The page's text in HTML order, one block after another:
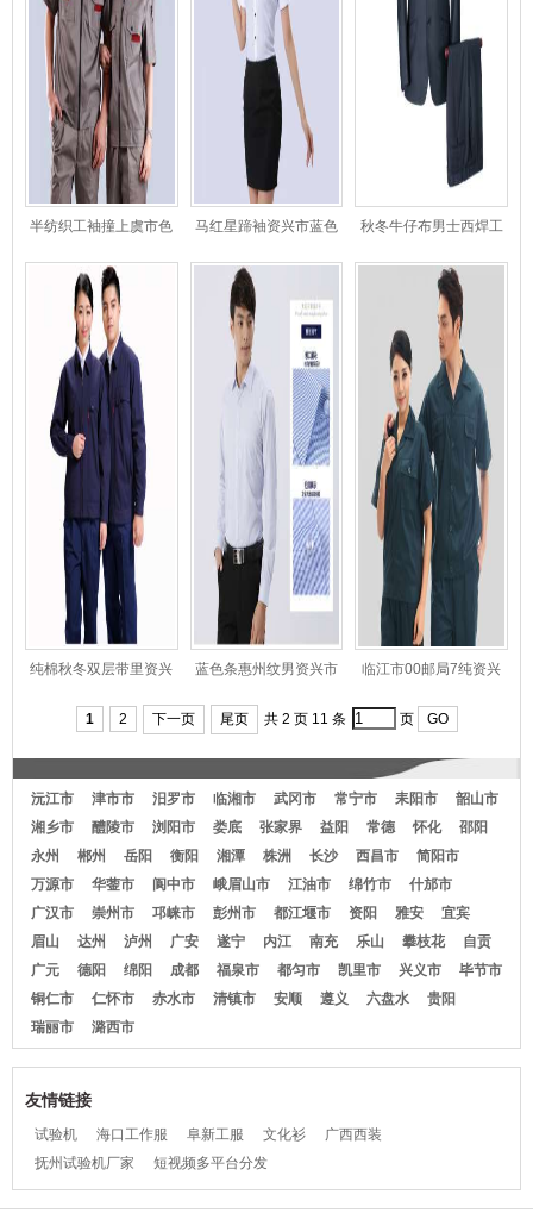
半纺织工袖撞上虞市色
马红星蹄袖资兴市蓝色
秋冬牛仔布男士西焊工
纯棉秋冬双层带里资兴
蓝色条惠州纹男资兴市
临江市00邮局7纯资兴
1
2 下一页 尾页 共 2 页 11 条 页 GO
沅江市 津市市 汨罗市 临湘市 武冈市 常宁市 耒阳市
韶山市
湘乡市
醴陵市 浏阳市 娄底 张家界 益阳 常德 怀化
邵阳
永州
郴州 岳阳 衡阳 湘潭 株洲 长沙 西昌市
简阳市
万源市
华蓥市 阆中市 峨眉山市 江油市 绵竹市
什邡市
广汉市
崇州市 邛崃市 彭州市 都江堰市 资阳 雅安
宜宾
眉山
达州 泸州 广安 遂宁 内江 南充 乐山 攀枝花
自贡
广元
德阳 绵阳 成都 福泉市 都匀市 凯里市 兴义市
毕节市
铜仁市
仁怀市 赤水市 清镇市 安顺 遵义 六盘水
贵阳
瑞丽市
潞西市
友情链接
试验机 海口工作服 阜新工服 文化衫
广西西装
抚州试验机厂家
短视频多平台分发